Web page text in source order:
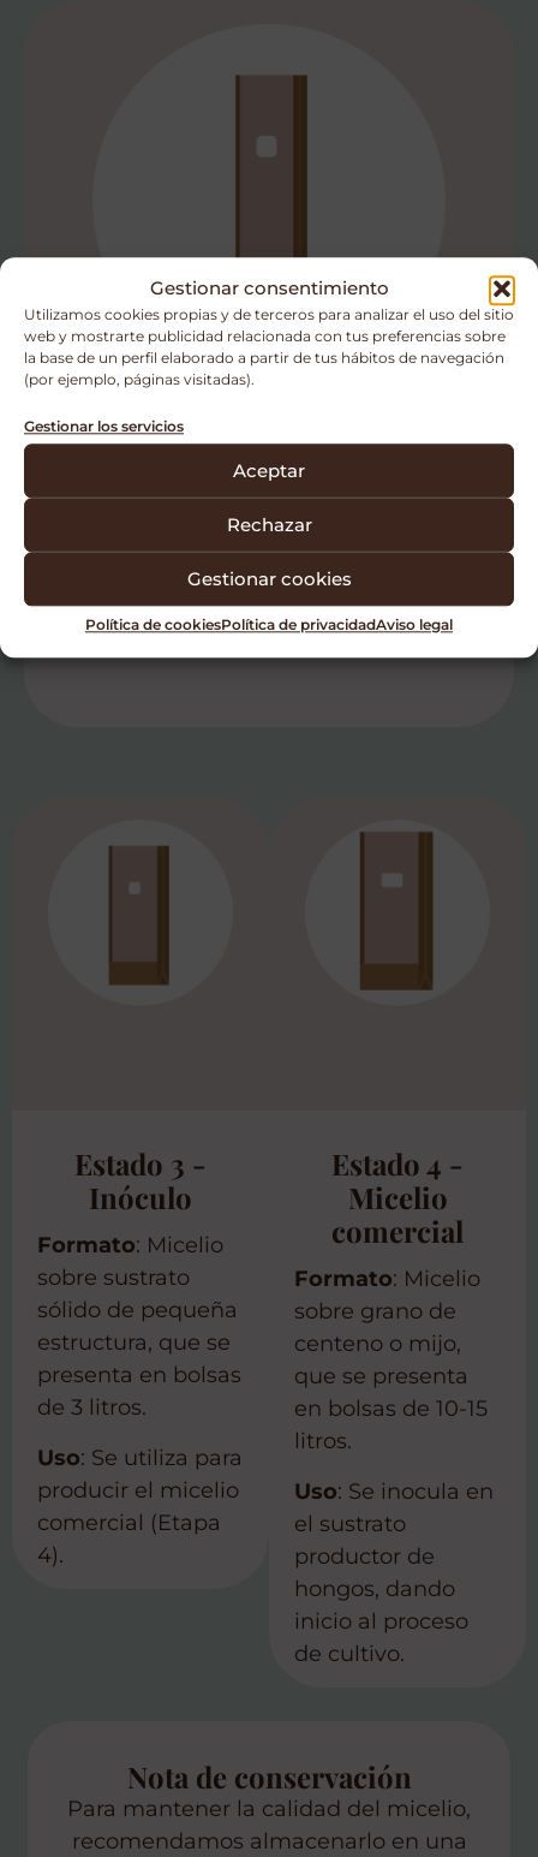
Gestionar consentimiento
Utilizamos cookies propias y de terceros para analizar el uso del sitio
web y mostrarte publicidad relacionada con tus preferencias sobre
la base de un perfil elaborado a partir de tus hábitos de navegación
(por ejemplo, páginas visitadas).
Gestionar los servicios
Aceptar
Rechazar
Gestionar cookies
Política de cookiesPolítica de privacidadAviso legal
Estado 2 - Micelio madre
Formato: Micelio sobre sustrato
sólido, que se presenta en bolsas de
1 litro.
Uso: Se utiliza para producir el
Estado 3 -
Inóculo
Formato: Micelio
sobre sustrato
sólido de pequeña
estructura, que se
presenta en bolsas
de 3 litros.
Uso: Se utiliza para
producir el micelio
comercial (Etapa
4).
Estado 4 -
Micelio
comercial
Formato: Micelio
sobre grano de
centeno o mijo,
que se presenta
en bolsas de 10-15
litros.
Uso: Se inocula en
el sustrato
productor de
hongos, dando
inicio al proceso
de cultivo.
Nota de conservación
Para mantener la calidad del micelio,
recomendamos almacenarlo en una